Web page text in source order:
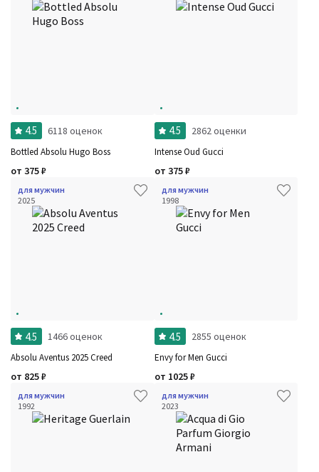
Фильтры
4.5 6118 оценок
Bottled Absolu Hugo Boss
от 375₽
4.5 2862 оценки
Intense Oud Gucci
от 375₽
для мужчин
2025
4.5 1466 оценок
Absolu Aventus 2025 Creed
от 825₽
для мужчин
1998
4.5 2855 оценок
Envy for Men Gucci
от 1025₽
для мужчин
1992
для мужчин
2023